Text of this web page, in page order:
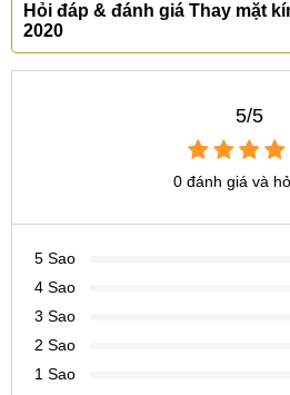
Hỏi đáp & đánh giá Thay mặt
2020
5/5
0 đánh giá và
5 Sao
4 Sao
3 Sao
2 Sao
1 Sao